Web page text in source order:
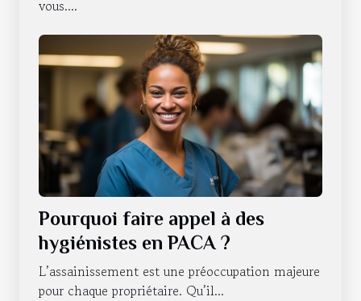
vous....
Pourquoi faire appel à des
hygiénistes en PACA ?
L’assainissement est une préoccupation majeure
pour chaque propriétaire. Qu’il...